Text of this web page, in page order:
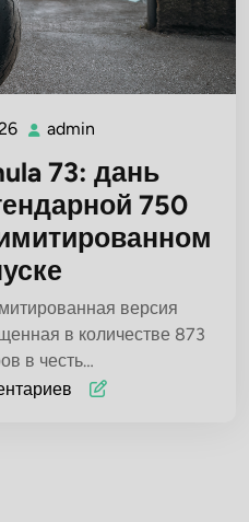
14.03.2026
admin
73: дань
750
версия
в количестве 873
в честь…